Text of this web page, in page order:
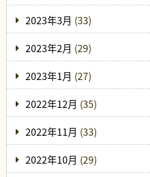
2023年3月 (33)
2023年2月 (29)
2023年1月 (27)
2022年12月 (35)
2022年11月 (33)
2022年10月 (29)